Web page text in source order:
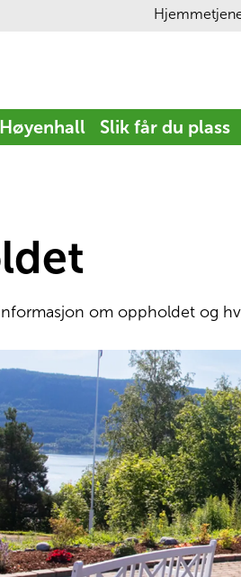
Slik får du plass
om oppholdet og